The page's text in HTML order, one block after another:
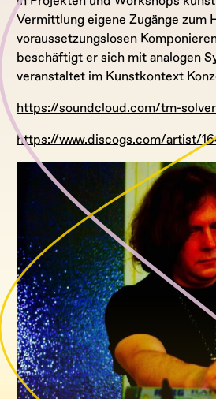
Vermittlung eigene Zugänge zum
voraussetzungslosen
beschäftigt er sich mit analogen
veranstaltet im Kunstkontext
https://soundcloud.com/tm-solver
https://www.discogs.com/artist/